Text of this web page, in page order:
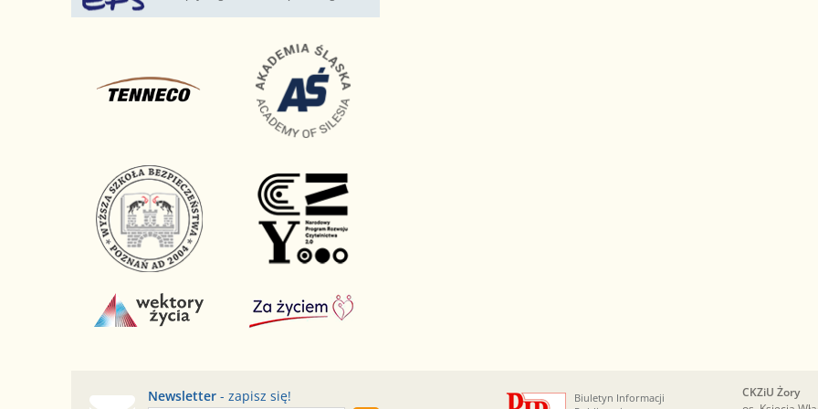
Newsletter - zapisz się!
Biuletyn Informacji
CKZiU Żory